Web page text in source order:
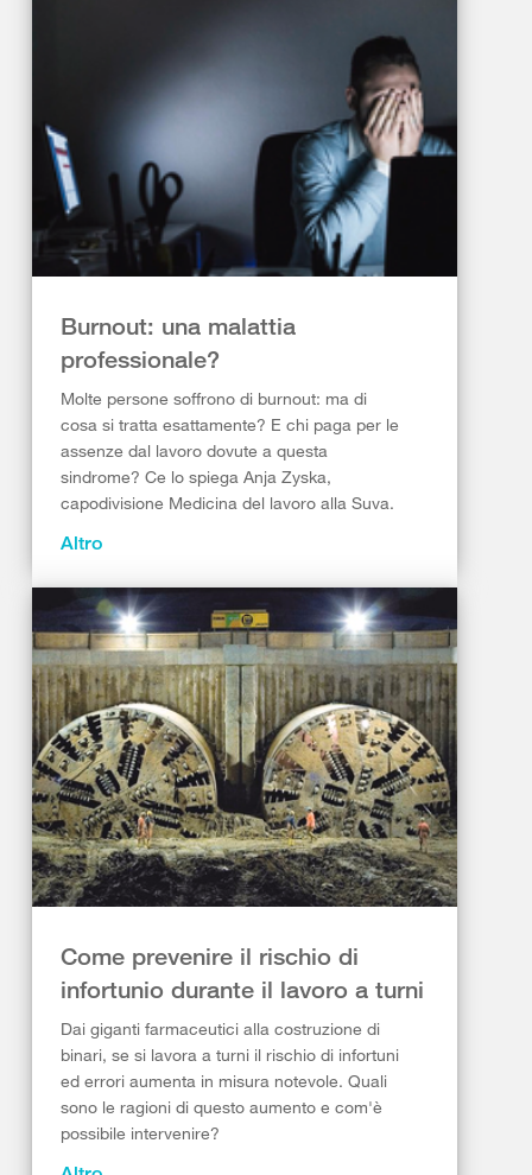
Burnout: una malattia
professionale?
Molte persone soffrono di burnout: ma di
cosa si tratta esattamente? E chi paga per le
assenze dal lavoro dovute a questa
sindrome? Ce lo spiega Anja Zyska,
capodivisione Medicina del lavoro alla Suva.
Altro
Come prevenire il rischio di
infortunio durante il lavoro a turni
Dai giganti farmaceutici alla costruzione di
binari, se si lavora a turni il rischio di infortuni
ed errori aumenta in misura notevole. Quali
sono le ragioni di questo aumento e com'è
possibile intervenire?